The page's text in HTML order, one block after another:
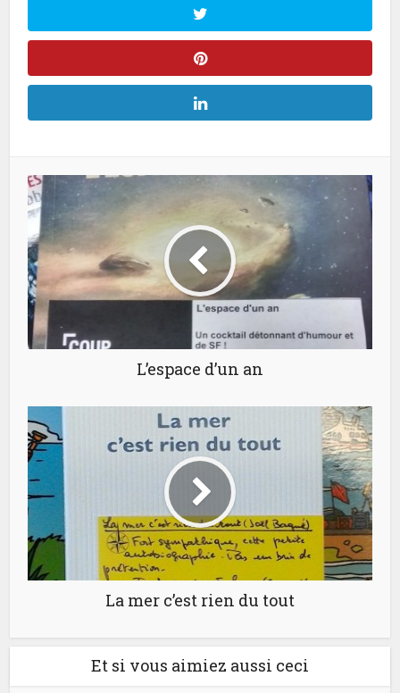
L’espace d’un an
La mer c’est rien du tout
Et si vous aimiez aussi ceci